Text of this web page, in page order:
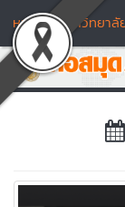
หอสมุด มหาวิทยาลั